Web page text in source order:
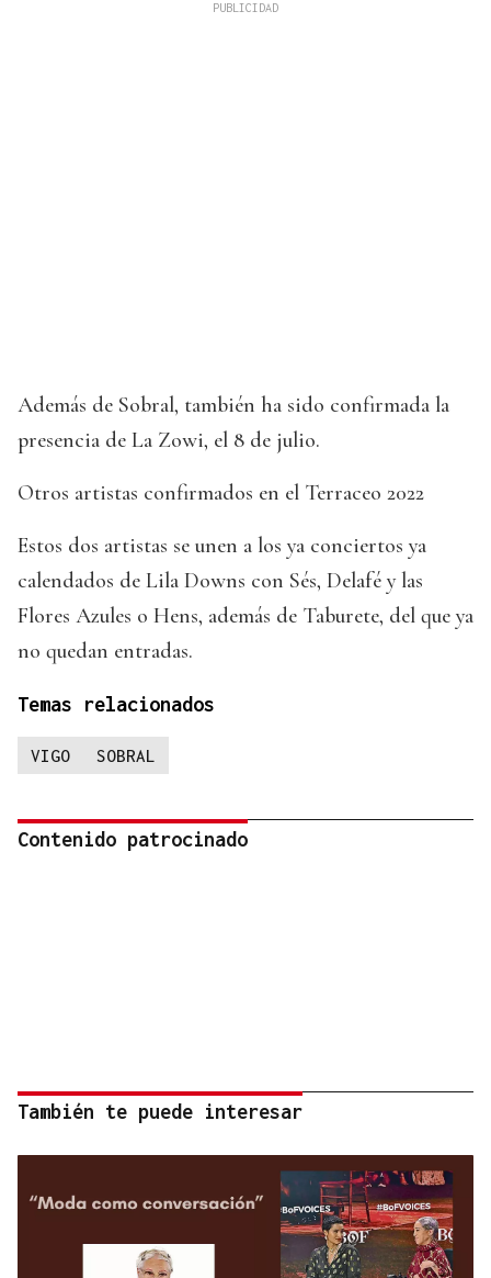
Además de Sobral, también ha sido confirmada la
presencia de La Zowi, el 8 de julio.
Otros artistas confirmados en el Terraceo 2022
Estos dos artistas se unen a los ya conciertos ya
calendados de Lila Downs con Sés, Delafé y las
Flores Azules o Hens, además de Taburete, del que ya
no quedan entradas.
Temas relacionados
VIGO SOBRAL
Contenido patrocinado
También te puede interesar